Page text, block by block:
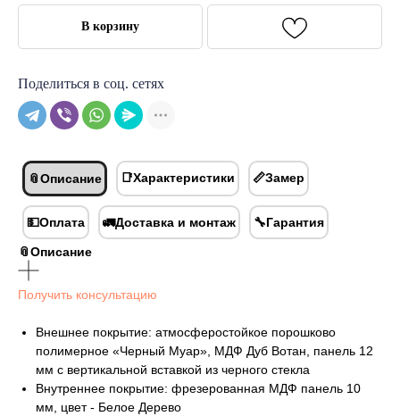
В корзину
Поделиться в соц. сетях
📎Описание 📑Характеристики 📏Замер
💵Оплата 🚛Доставка и монтаж 🔧Гарантия
📎Описание
Получить консультацию
Внешнее покрытие: атмосферостойкое порошково
полимерное «Черный Муар», МДФ Дуб Вотан, панель 12
мм с вертикальной вставкой из черного стекла
Внутреннее покрытие: фрезерованная МДФ панель 10
мм, цвет - Белое Дерево